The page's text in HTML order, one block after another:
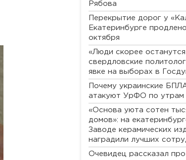
Рябова
Перекрытие дорог у
Екатеринбурге
октября
«Люди скорее
свердловские
явке на выборах в
Почему украинские
атакуют УрФО по утрам
«Основа уюта сотен
домов»: на
Заводе керамических
наградили лучших
Очевидец рассказал про